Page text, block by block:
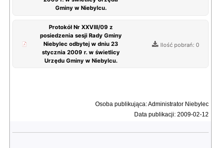
Gminy w Niebylcu.
Protokół Nr XXVIII/09 z
posiedzenia sesji Rady Gminy
Niebylec odbytej w dniu 23
stycznia 2009 r. w świetlicy
Urzędu Gminy w Niebylcu.
Ilość pobrań: 0
Osoba publikująca: Administrator Niebylec
Data publikacji: 2009-02-12